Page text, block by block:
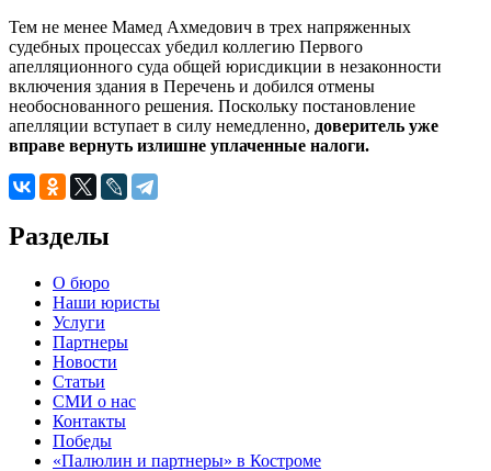
Тем не менее Мамед Ахмедович в трех напряженных
судебных процессах убедил коллегию Первого
апелляционного суда общей юрисдикции в незаконности
включения здания в Перечень и добился отмены
необоснованного решения. Поскольку постановление
апелляции вступает в силу немедленно, доверитель уже
вправе вернуть излишне уплаченные налоги.
Разделы
О бюро
Наши юристы
Услуги
Партнеры
Новости
Статьи
СМИ о нас
Контакты
Победы
«Палюлин и партнеры» в Костроме